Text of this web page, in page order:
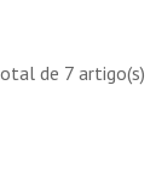
de 7 artigo(s)